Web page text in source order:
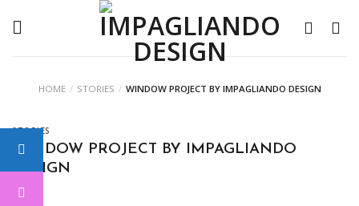
HOME / STORIES / WINDOW PROJECT BY IMPAGLIANDO DESIGN
STORIES
WINDOW PROJECT BY IMPAGLIANDO
DESIGN